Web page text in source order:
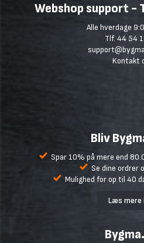
Webshop support -
Alle hverdage
Tlf. 44 54
Kontakt
Bliv
Spar 10% på mere end
Se dine ordrer
Mulighed for op til 40
Læs mere